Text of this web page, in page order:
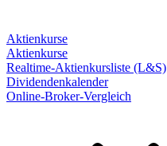
Aktienkurse
Aktienkurse
Realtime-Aktienkursliste (L&S)
Dividendenkalender
Online-Broker-Vergleich